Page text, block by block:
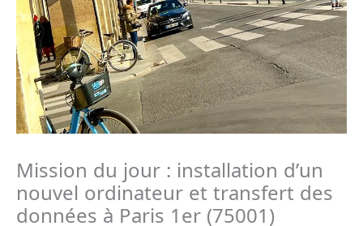
Mission du jour : installation d’un
nouvel ordinateur et transfert des
données à Paris 1er (75001)